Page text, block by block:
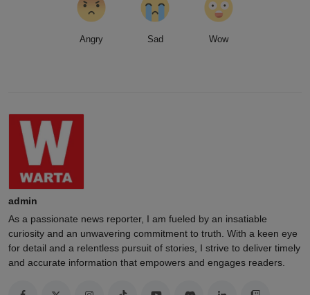
Angry Sad Wow
admin
As a passionate news reporter, I am fueled by an insatiable
curiosity and an unwavering commitment to truth. With a keen eye
for detail and a relentless pursuit of stories, I strive to deliver timely
and accurate information that empowers and engages readers.